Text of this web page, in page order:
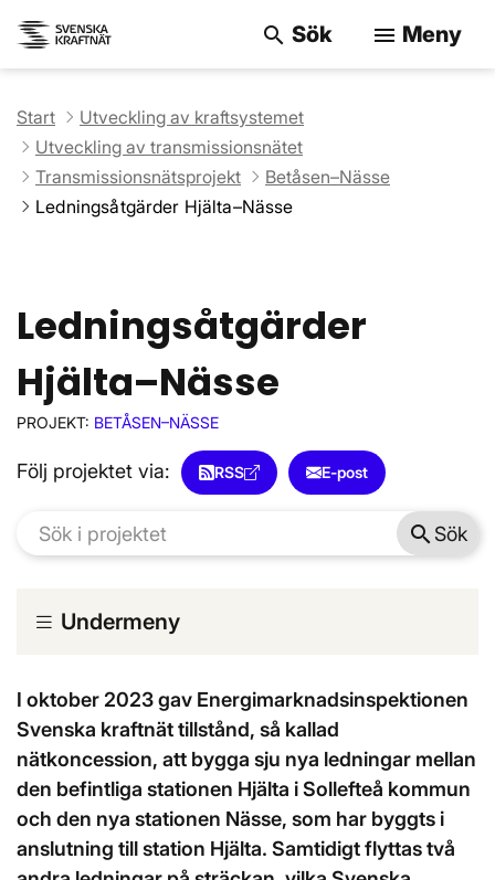
search Sök menu Meny
Start
Utveckling av kraftsystemet
Utveckling av transmissionsnätet
Transmissionsnätsprojekt
Betåsen–Nässe
Ledningsåtgärder Hjälta–Nässe
Ledningsåtgärder
Hjälta–Nässe
PROJEKT: BETÅSEN–NÄSSE
Följ projektet via: RSS E-post
search Sök
Undermeny
I oktober 2023 gav Energimarknadsinspektionen
Svenska kraftnät tillstånd, så kallad
nätkoncession, att bygga sju nya ledningar mellan
den befintliga stationen Hjälta i Sollefteå kommun
och den nya stationen Nässe, som har byggts i
anslutning till station Hjälta. Samtidigt flyttas två